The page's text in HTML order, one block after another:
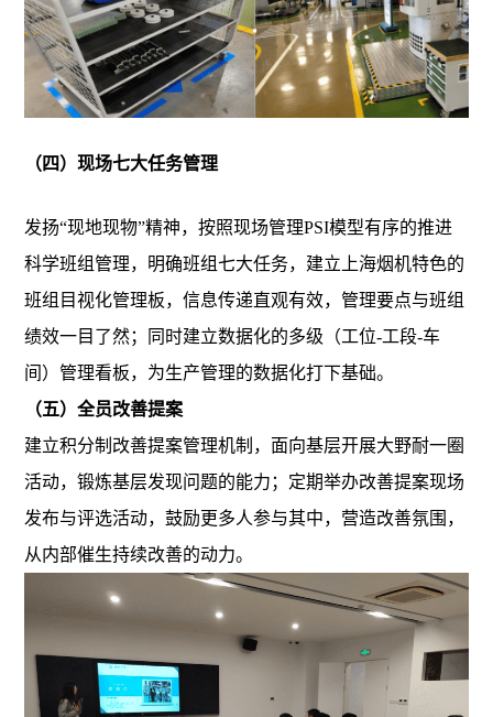
（四）现场七大任务管理
发扬“现地现物”精神，按照现场管理PSI模型有序的推进
科学班组管理，明确班组七大任务，建立上海烟机特色的
班组目视化管理板，信息传递直观有效，管理要点与班组
绩效一目了然；同时建立数据化的多级（工位-工段-车
间）管理看板，为生产管理的数据化打下基础。
（五）全员改善提案
建立积分制改善提案管理机制，面向基层开展大野耐一圈
活动，锻炼基层发现问题的能力；定期举办改善提案现场
发布与评选活动，鼓励更多人参与其中，营造改善氛围，
从内部催生持续改善的动力。